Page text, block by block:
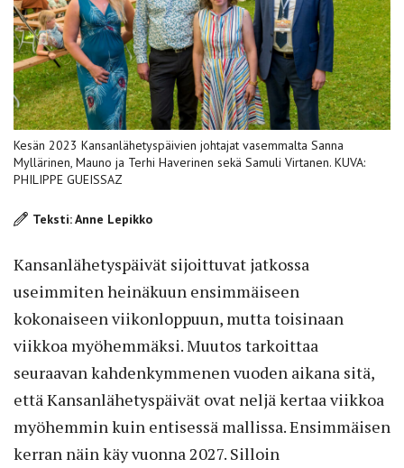
Kesän 2023 Kansanlähetyspäivien johtajat vasemmalta Sanna
Myllärinen, Mauno ja Terhi Haverinen sekä Samuli Virtanen. KUVA:
PHILIPPE GUEISSAZ
Teksti: Anne Lepikko
Kansanlähetyspäivät sijoittuvat jatkossa
useimmiten heinäkuun ensimmäiseen
kokonaiseen viikonloppuun, mutta toisinaan
viikkoa myöhemmäksi. Muutos tarkoittaa
seuraavan kahdenkymmenen vuoden aikana sitä,
että Kansanlähetyspäivät ovat neljä kertaa viikkoa
myöhemmin kuin entisessä mallissa. Ensimmäisen
kerran näin käy vuonna 2027. Silloin